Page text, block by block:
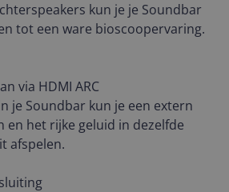
kun je je Soundbar
tot een ware bioscoopervaring.
via HDMI ARC
je Soundbar kun je een extern
en het rijke geluid in dezelfde
afspelen.